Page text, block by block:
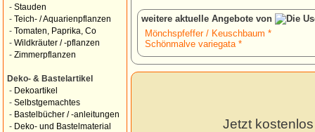
- Stauden
- Teich- / Aquarienpflanzen
- Tomaten, Paprika, Co
- Wildkräuter / -pflanzen
- Zimmerpflanzen
Deko- & Bastelartikel
- Dekoartikel
- Selbstgemachtes
- Bastelbücher / -anleitungen
- Deko- und Bastelmaterial
weitere aktuelle Angebote von
Mönchspfeffer / Keuschbaum *
Schönmalve variegata *
Jetzt